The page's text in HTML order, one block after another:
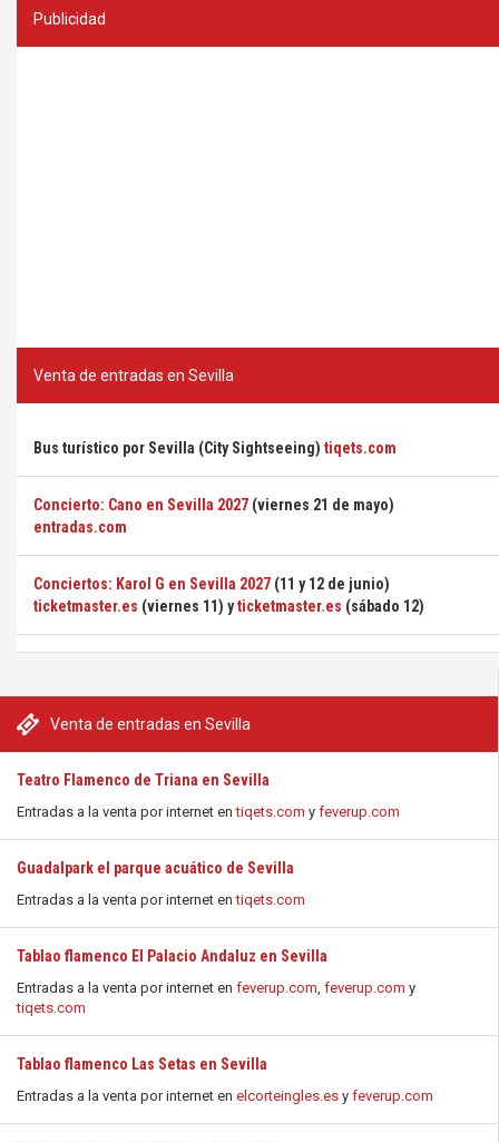
Venta de entradas en Sevilla
Teatro Flamenco de Triana en Sevilla
Entradas a la venta por internet entiqets.com y feverup.com
Guadalpark el parque acuático de Sevilla
Entradas a la venta por internet entiqets.com
Tablao flamenco El Palacio Andaluz en Sevilla
Entradas a la venta por internet en feverup.com, feverup.com y
tiqets.com
Tablao flamenco Las Setas en Sevilla
Entradas a la venta por internet en elcorteingles.es y feverup.com
Publicidad
Venta de entradas en Sevilla
Bus turístico por Sevilla (City Sightseeing) tiqets.com
Concierto: Cano en Sevilla 2027 (viernes 21 de mayo)
entradas.com
Conciertos: Karol G en Sevilla 2027 (11 y 12 de junio)
ticketmaster.es (viernes 11) yticketmaster.es (sábado 12)